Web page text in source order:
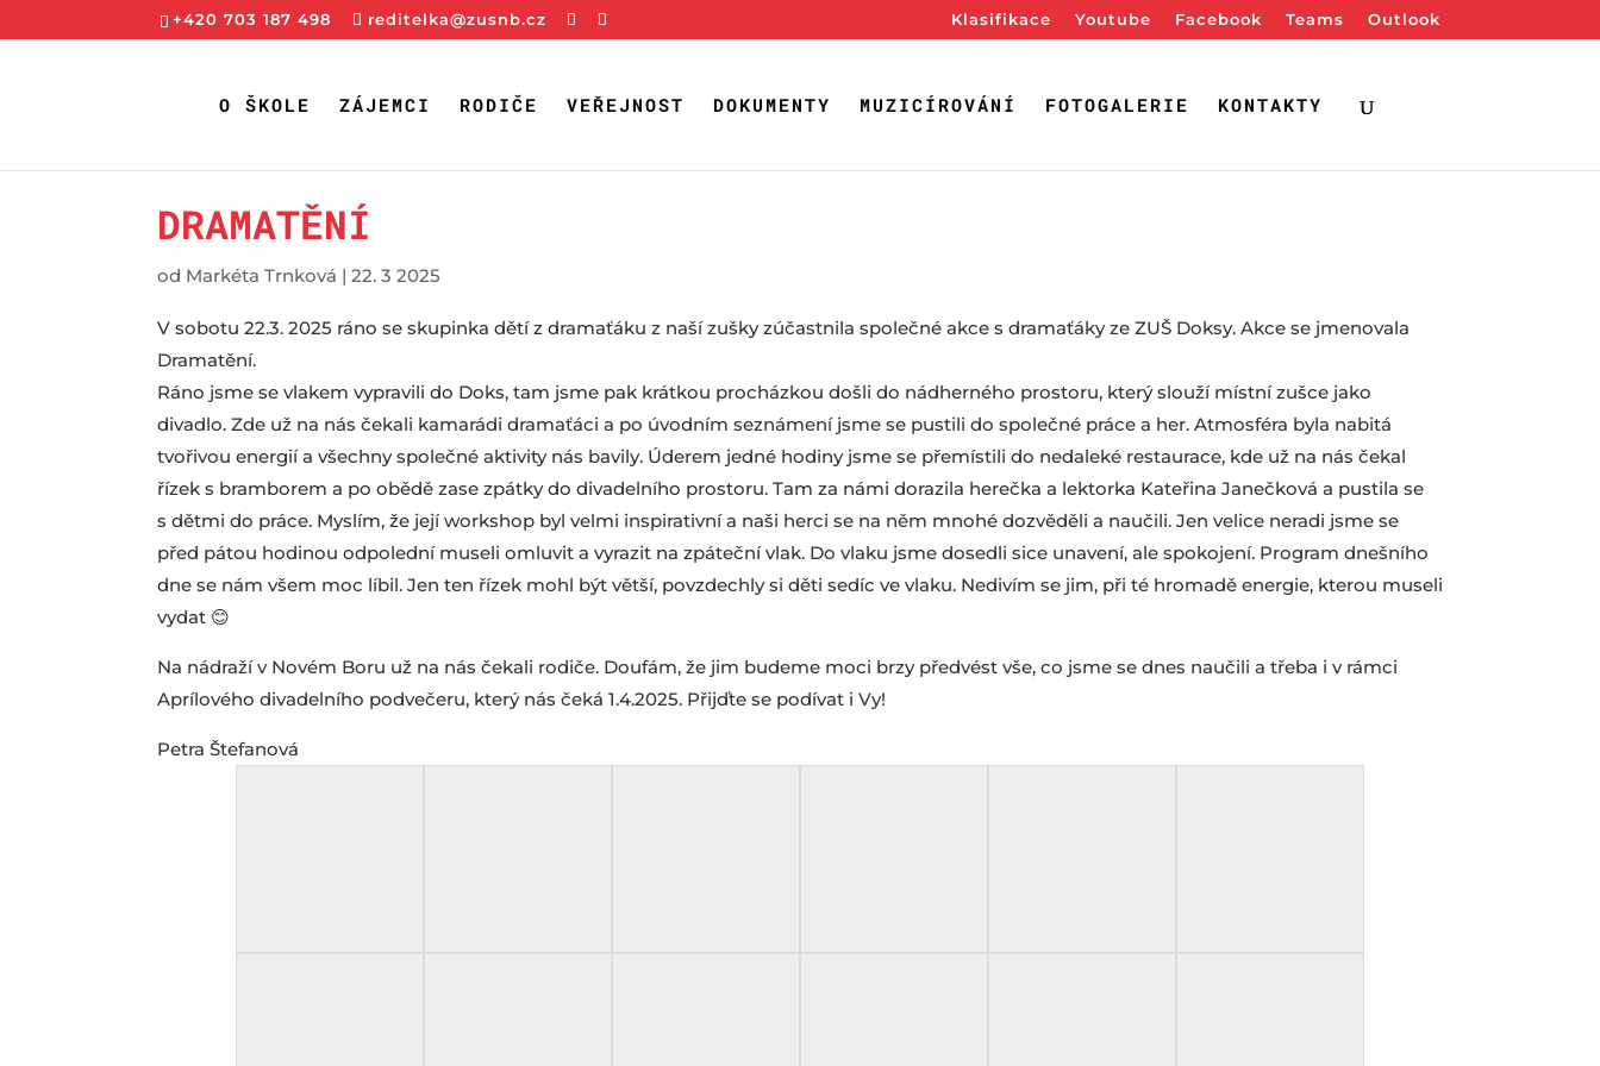
+420 703 187 498 reditelka@zusnb.cz Klasifikace Youtube Facebook Teams Outlook
O ŠKOLE ZÁJEMCI RODIČE VEŘEJNOST DOKUMENTY MUZICÍROVÁNÍ FOTOGALERIE KONTAKTY
DRAMATĚNÍ
od Markéta Trnková | 22. 3 2025
V sobotu 22.3. 2025 ráno se skupinka dětí z dramaťáku z naší zušky zúčastnila společné akce s dramaťáky ze ZUŠ Doksy. Akce se jmenovala
Dramatění.
Ráno jsme se vlakem vypravili do Doks, tam jsme pak krátkou procházkou došli do nádherného prostoru, který slouží místní zušce jako
divadlo. Zde už na nás čekali kamarádi dramaťáci a po úvodním seznámení jsme se pustili do společné práce a her. Atmosféra byla nabitá
tvořivou energií a všechny společné aktivity nás bavily. Úderem jedné hodiny jsme se přemístili do nedaleké restaurace, kde už na nás čekal
řízek s bramborem a po obědě zase zpátky do divadelního prostoru. Tam za námi dorazila herečka a lektorka Kateřina Janečková a pustila se
s dětmi do práce. Myslím, že její workshop byl velmi inspirativní a naši herci se na něm mnohé dozvěděli a naučili. Jen velice neradi jsme se
před pátou hodinou odpolední museli omluvit a vyrazit na zpáteční vlak. Do vlaku jsme dosedli sice unavení, ale spokojení. Program dnešního
dne se nám všem moc líbil. Jen ten řízek mohl být větší, povzdechly si děti sedíc ve vlaku. Nedivím se jim, při té hromadě energie, kterou museli
vydat 😊
Na nádraží v Novém Boru už na nás čekali rodiče. Doufám, že jim budeme moci brzy předvést vše, co jsme se dnes naučili a třeba i v rámci
Aprílového divadelního podvečeru, který nás čeká 1.4.2025. Přijďte se podívat i Vy!
Petra Štefanová